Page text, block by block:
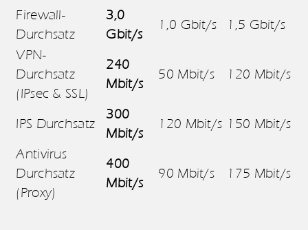
Firewall-
Durchsatz
3,0
Gbit/s
1,0 Gbit/s
1,5 Gbit/s
VPN-
Durchsatz
(IPsec & SSL)
240
Mbit/s
50 Mbit/s 120 Mbit/s
IPS Durchsatz
300
Mbit/s
120 Mbit/s 150 Mbit/s
Antivirus
Durchsatz
(Proxy)
400
Mbit/s
90 Mbit/s 175 Mbit/s